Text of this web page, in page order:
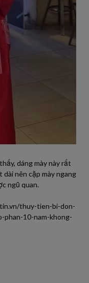
dáng mày này rất
nên cặp mày ngang
ngũ quan.
thuy-tien-bi-don-
phan-10-nam-khong-